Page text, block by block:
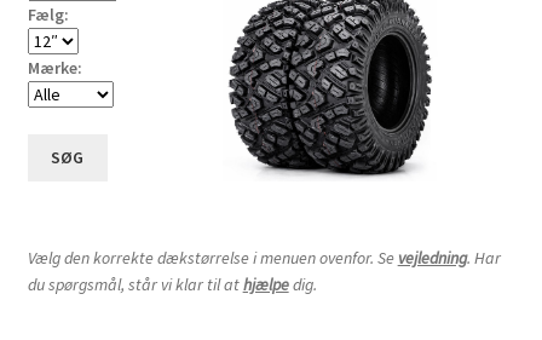
Fælg:
Mærke:
SØG
Vælg den korrekte dækstørrelse i menuen ovenfor. Se vejledning. Har
du spørgsmål, står vi klar til athjælpedig.